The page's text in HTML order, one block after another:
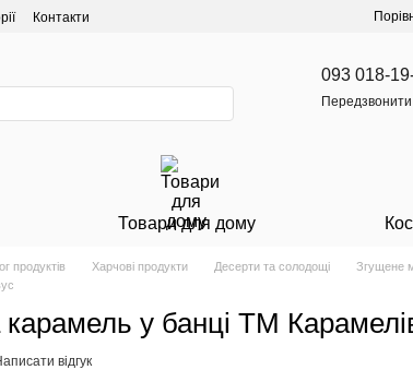
Контакти
093 018-
Товари для дому
продуктів Харчові продукти Десерти та солодощі
Згущене
у банці ТМ
відгук